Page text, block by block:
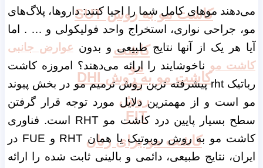
کاشت مو به روش SUT
کاشت مو به روش DHI
کاشت مو برای زنان
کاشت
مو
به
روش
FIT
می‌دهند موهای کامل شما را احیا کنند: داروها، پلاگ‌های
مو، جراحی نواری، استخراج واحد فولیکولی و … . اما
آیا هر یک از آنها نتایج طبیعی و بدون عوارض جانبی
کاشت مو ناخوشایند را ارائه می‌دهند؟ امروزه کاشت
رباتیک rht پیشرفته ترین روش ترمیم مو در بخش پیوند
مو است و از مهمترین دلایل مورد توجه قرار گرفتن
سطح بسیار پایین درد کاشت مو RHT است. فناوری
کاشت مو به روش روبوتیک یا همان RHT و FUE در
ایران، نتایج طبیعی، دائمی و بالینی ثابت شده را ارائه